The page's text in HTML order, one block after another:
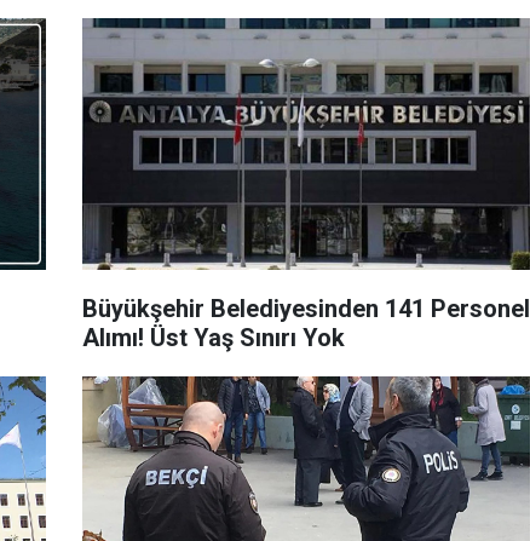
Büyükşehir Belediyesinden 141 Personel
Alımı! Üst Yaş Sınırı Yok